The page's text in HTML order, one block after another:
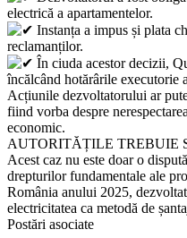
electrică a apartamentelor.
Instanța a impus și plata
reclamanților.
În ciuda acestor decizii,
încălcând hotărârile executorie
Acțiunile dezvoltatorului ar
fiind vorba despre
economic.
AUTORITĂȚILE TREBUIE
Acest caz nu este doar o
drepturilor fundamentale ale
România anului 2025,
electricitatea ca metodă de
Postări asociate